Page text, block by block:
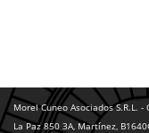
Morel Cuneo Asociados S.R.L. -
La Paz 850 3A, Martínez,